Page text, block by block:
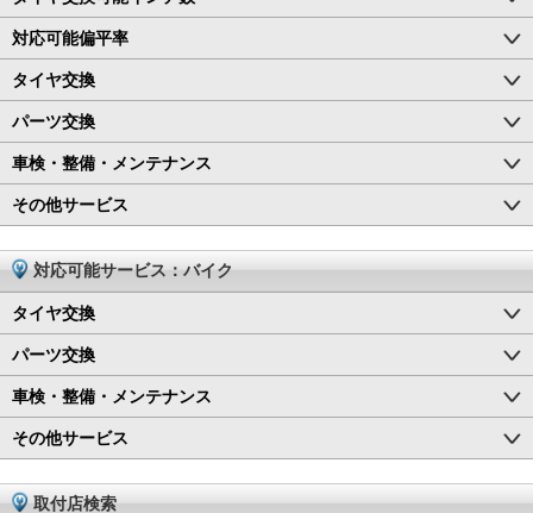
対応可能偏平率
タイヤ交換
パーツ交換
車検・整備・メンテナンス
その他サービス
対応可能サービス：バイク
タイヤ交換
パーツ交換
車検・整備・メンテナンス
その他サービス
取付店検索